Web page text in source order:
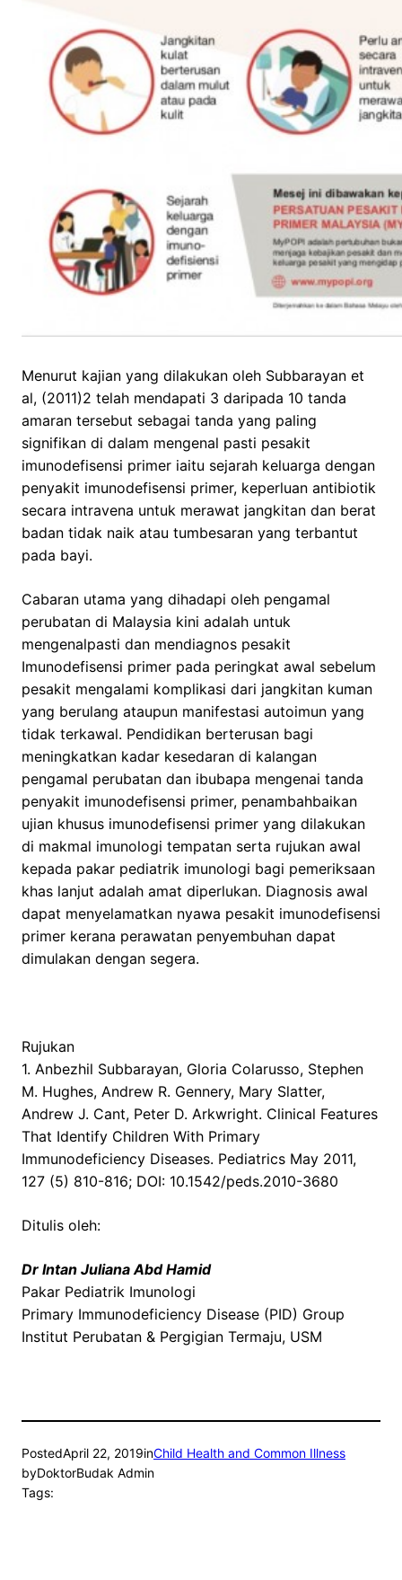
Menurut kajian yang dilakukan oleh Subbarayan et
al, (2011)2 telah mendapati 3 daripada 10 tanda
amaran tersebut sebagai tanda yang paling
signifikan di dalam mengenal pasti pesakit
imunodefisensi primer iaitu sejarah keluarga dengan
penyakit imunodefisensi primer, keperluan antibiotik
secara intravena untuk merawat jangkitan dan berat
badan tidak naik atau tumbesaran yang terbantut
pada bayi.
Cabaran utama yang dihadapi oleh pengamal
perubatan di Malaysia kini adalah untuk
mengenalpasti dan mendiagnos pesakit
Imunodefisensi primer pada peringkat awal sebelum
pesakit mengalami komplikasi dari jangkitan kuman
yang berulang ataupun manifestasi autoimun yang
tidak terkawal. Pendidikan berterusan bagi
meningkatkan kadar kesedaran di kalangan
pengamal perubatan dan ibubapa mengenai tanda
penyakit imunodefisensi primer, penambahbaikan
ujian khusus imunodefisensi primer yang dilakukan
di makmal imunologi tempatan serta rujukan awal
kepada pakar pediatrik imunologi bagi pemeriksaan
khas lanjut adalah amat diperlukan. Diagnosis awal
dapat menyelamatkan nyawa pesakit imunodefisensi
primer kerana perawatan penyembuhan dapat
dimulakan dengan segera.
Rujukan
1. Anbezhil Subbarayan, Gloria Colarusso, Stephen
M. Hughes, Andrew R. Gennery, Mary Slatter,
Andrew J. Cant, Peter D. Arkwright. Clinical Features
That Identify Children With Primary
Immunodeficiency Diseases. Pediatrics May 2011,
127 (5) 810-816; DOI: 10.1542/peds.2010-3680
Ditulis oleh:
Dr Intan Juliana Abd Hamid
Pakar Pediatrik Imunologi
Primary Immunodeficiency Disease (PID) Group
Institut Perubatan & Pergigian Termaju, USM
PostedApril 22, 2019inChild Health and Common Illness
byDoktorBudak Admin
Tags: